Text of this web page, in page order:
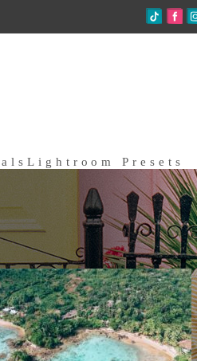
Lightroom Presets